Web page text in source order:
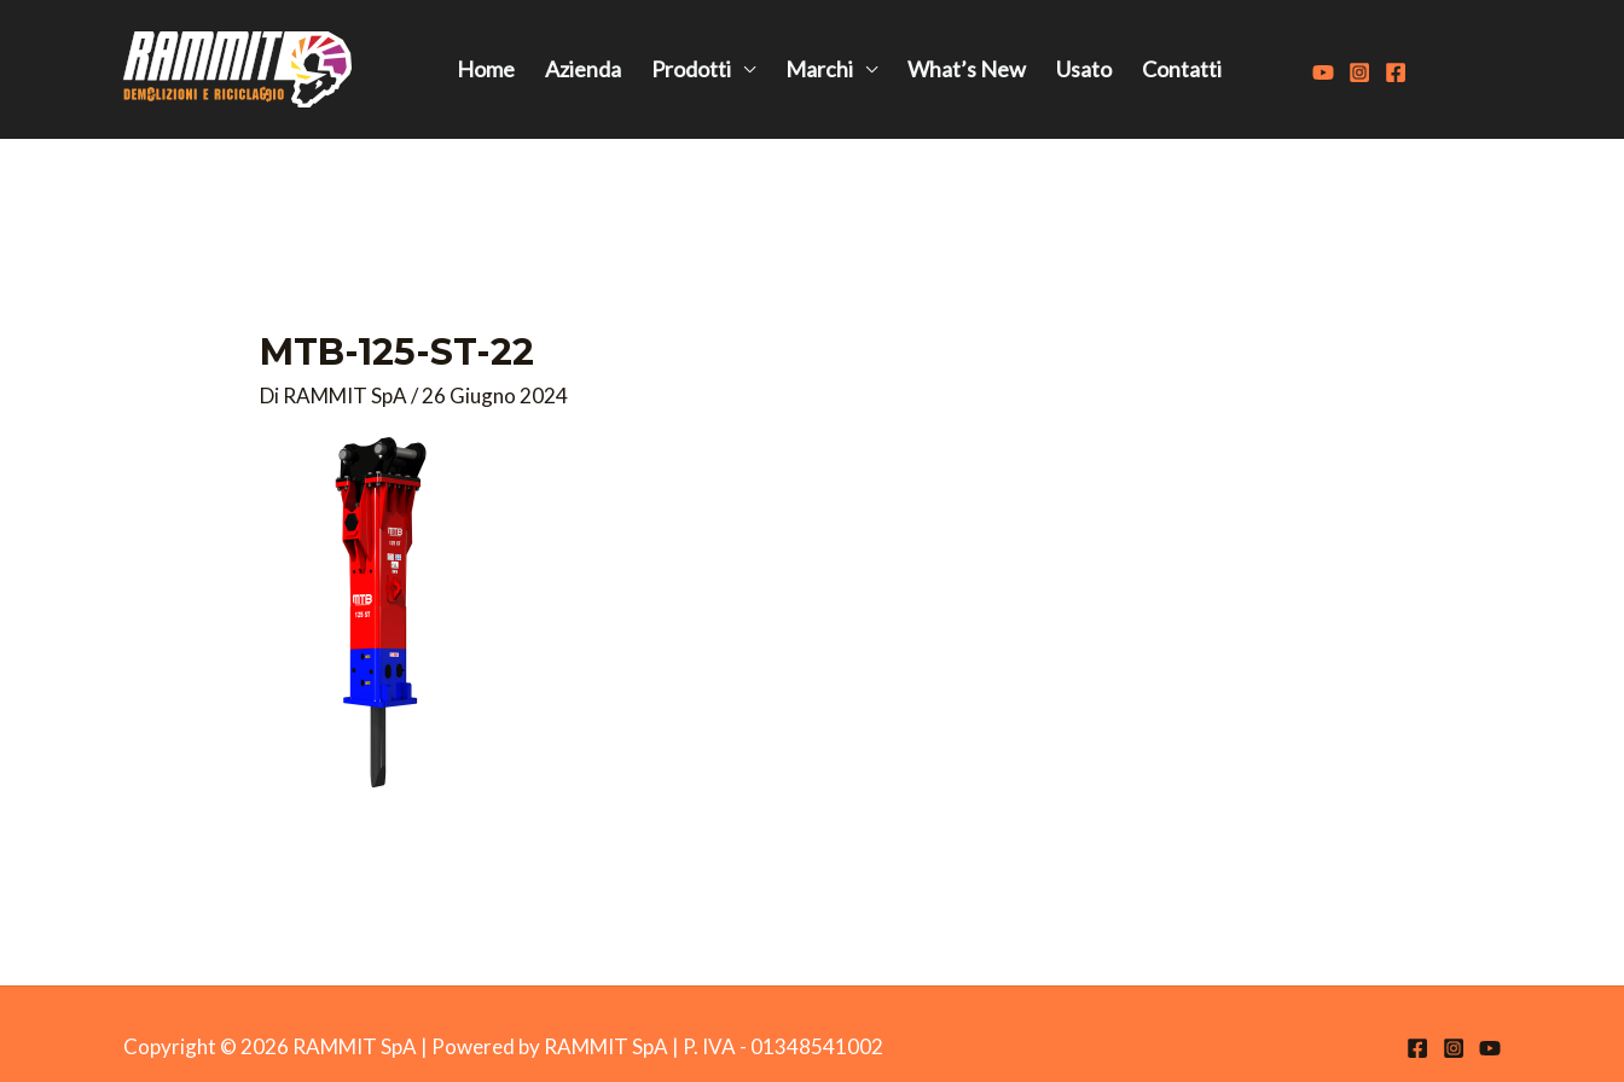
Home Azienda Prodotti Marchi What’s New Usato Contatti
MTB-125-ST-22
Di RAMMIT SpA/26 Giugno 2024
Copyright © 2026 RAMMIT SpA | Powered by RAMMIT SpA | P. IVA - 01348541002